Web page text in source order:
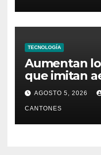
TECNOLOGÍA
Aumentan
que imitan
hoteles y
viaje
AGOSTO 5, 2026
CANTONES